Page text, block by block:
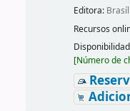
Editora:
Recursos
[Número de